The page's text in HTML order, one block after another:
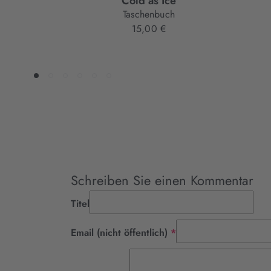
Taschenbuch
15,00 €
Schreiben Sie einen Kommentar
Titel
Email (nicht öffentlich) *